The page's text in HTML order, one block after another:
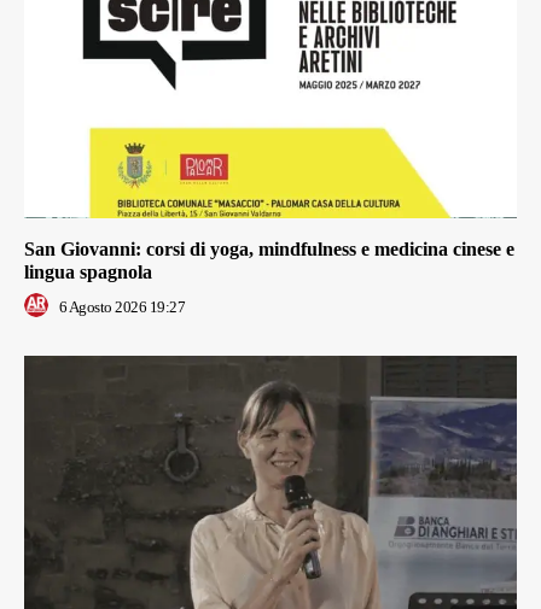
San Giovanni: corsi di yoga, mindfulness e medicina cinese e
lingua spagnola
6 Agosto 2026 19:27